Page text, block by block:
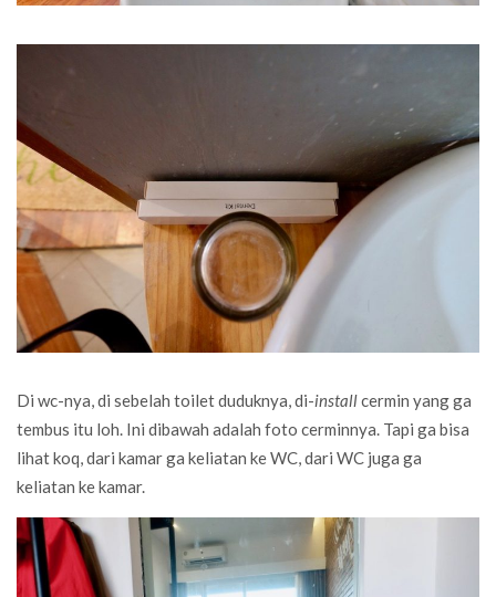
Di wc-nya, di sebelah toilet duduknya, di-installcermin yang ga
tembus itu loh. Ini dibawah adalah foto cerminnya. Tapi ga bisa
lihat koq, dari kamar ga keliatan ke WC, dari WC juga ga
keliatan ke kamar.